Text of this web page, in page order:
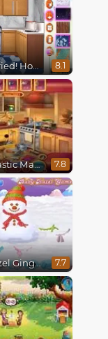
Just Married! Home Deco 8.1
Hiddentastic Mansion 7.8
Baby Hazel Gingerbread House 7.7